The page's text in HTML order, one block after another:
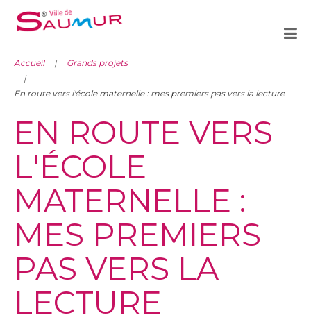
Accueil Grands projets
En route vers l'école maternelle : mes premiers pas vers la lecture
EN ROUTE VERS
L'ÉCOLE
MATERNELLE :
MES PREMIERS
PAS VERS LA
LECTURE